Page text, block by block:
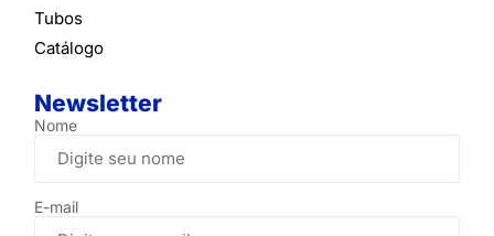
Tubos
Catálogo
Newsletter
Nome
E-mail